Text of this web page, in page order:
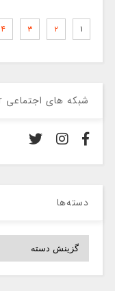
۱ ۲ ۳ ۴
شبکه های اجتماعی www.shehni.ir
دسته‌ها
دسته‌ها